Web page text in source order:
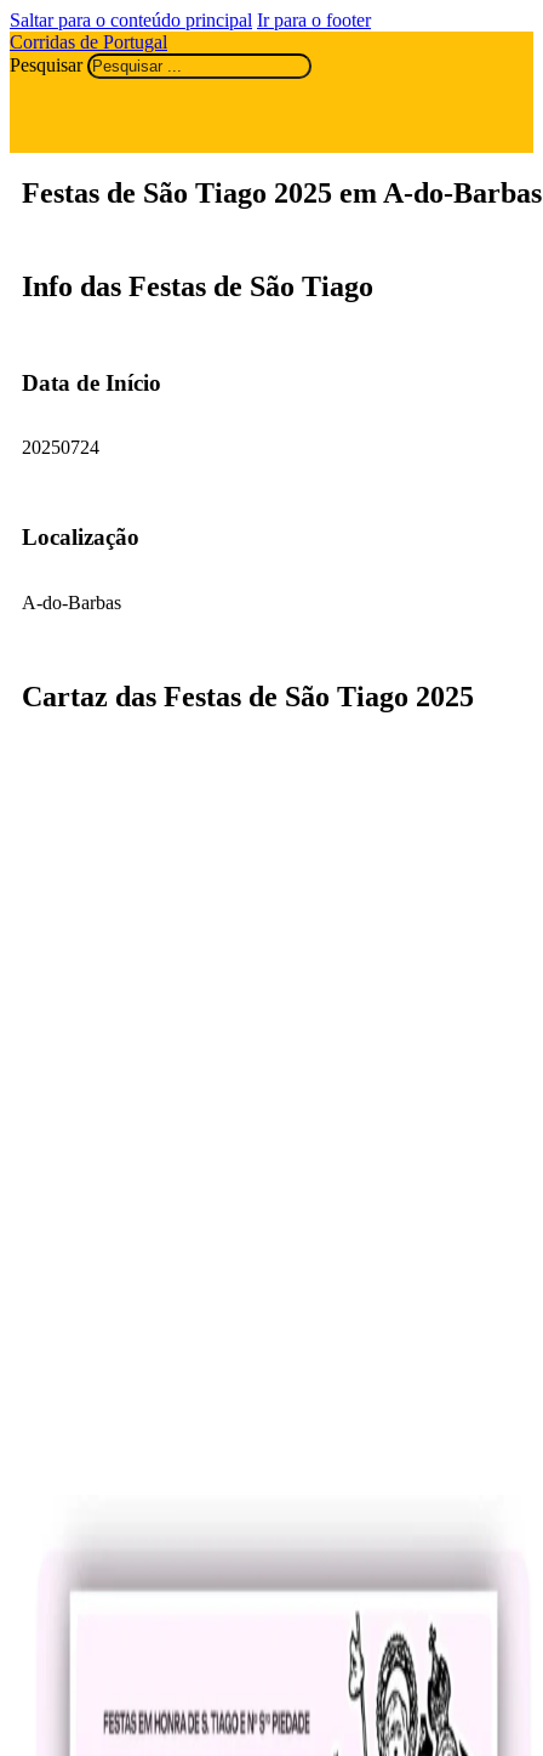
Saltar para o conteúdo principal Ir para o footer
Corridas de Portugal
Pesquisar
Festas de São Tiago 2025 em A-do-Barbas
Info das Festas de São Tiago
Data de Início
20250724
Localização
A-do-Barbas
Cartaz das Festas de São Tiago 2025